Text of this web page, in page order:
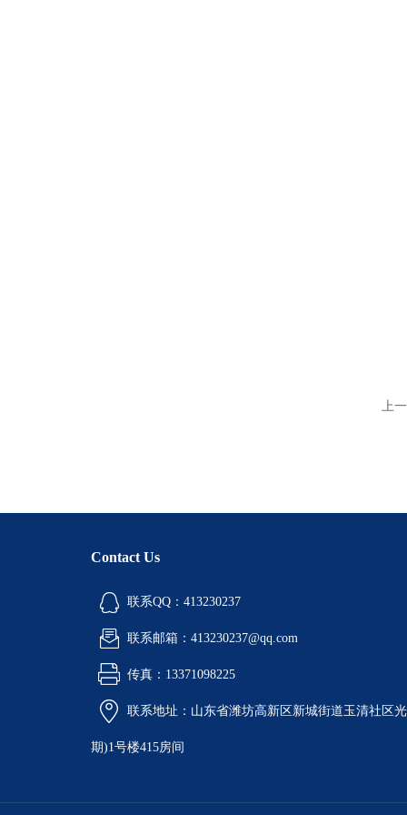
上
Contact Us
联系QQ：413230237
联系邮箱：413230237@qq.com
传真：13371098225
联系地址：山东省潍坊高新区新城街道玉清社区
期)1号楼415房间